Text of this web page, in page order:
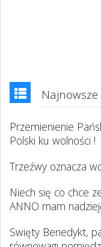
Przemienienie
Polski ku wolności !
Trzeźwy oznacza
Niech się co chce
ANNO mam
Swięty Benedykt,